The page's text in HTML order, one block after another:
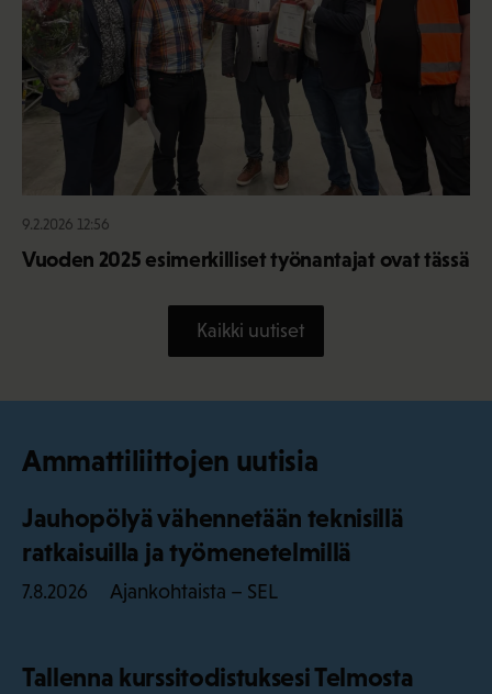
9.2.2026 12:56
Vuoden 2025 esimerkilliset työnantajat ovat tässä
Kaikki uutiset
Ammattiliittojen uutisia
Jauhopölyä vähennetään teknisillä
ratkaisuilla ja työmenetelmillä
7.8.2026 Ajankohtaista – SEL
Tallenna kurssitodistuksesi Telmosta